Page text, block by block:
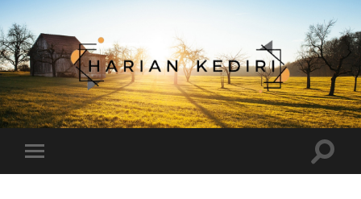
Harian
Kediri
mobile
Toggle